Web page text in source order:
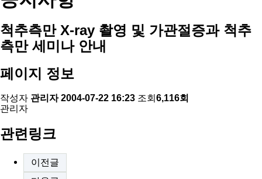
척추측만 X-ray 촬영 및 가관절증과 척추
측만 세미나 안내
페이지 정보
작성자 관리자 2004-07-22 16:23 조회 6,116회
관리자
관련링크
이전글